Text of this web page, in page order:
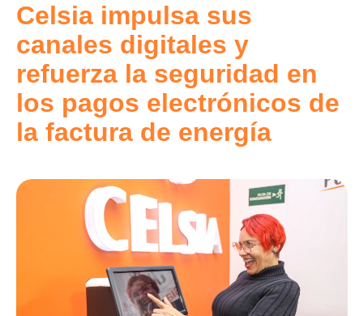
Celsia impulsa sus
canales digitales y
refuerza la seguridad en
los pagos electrónicos de
la factura de energía